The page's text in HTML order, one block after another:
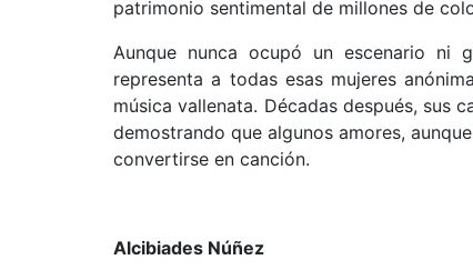
patrimonio sentimental de millones de
Aunque nunca ocupó un escenario ni
representa a todas esas mujeres
música vallenata. Décadas después, sus
demostrando que algunos amores,
convertirse en canción.
Alcibiades Núñez